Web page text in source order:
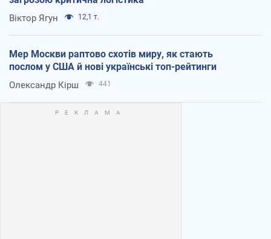
Віктор Ягун 12,1 т.
Мер Москви раптово схотів миру, як стають
послом у США й нові українські топ-рейтинги
Олександр Кірш 441